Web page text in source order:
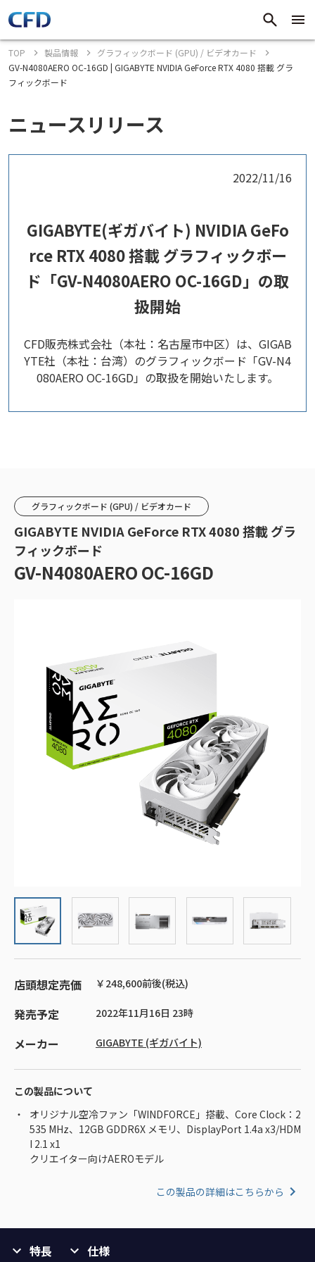
TOP 製品情報
グラフィックボード (GPU) / ビデオカード
GV-N4080AERO OC-16GD | GIGABYTE NVIDIA GeForce RTX 4080 搭載 グラ
フィックボード
ニュースリリース
2022/11/16
GIGABYTE(ギガバイト) NVIDIA GeFo
rce RTX 4080 搭載 グラフィックボー
ド「GV-N4080AERO OC-16GD」の取
扱開始
CFD販売株式会社（本社：名古屋市中区）は、GIGAB
YTE社（本社：台湾）のグラフィックボード「GV-N4
080AERO OC-16GD」の取扱を開始いたします。
グラフィックボード (GPU) / ビデオカード
GIGABYTE NVIDIA GeForce RTX 4080 搭載 グラ
フィックボード
GV-N4080AERO OC-16GD
店頭想定売価 ￥248,600前後(税込)
発売予定 2022年11月16日 23時
メーカー GIGABYTE (ギガバイト)
この製品について
オリジナル空冷ファン「WINDFORCE」搭載、Core Clock：2
535 MHz、12GB GDDR6X メモリ、DisplayPort 1.4a x3/HDM
I 2.1 x1
クリエイター向けAEROモデル
この製品の詳細はこちらから
特長 仕様